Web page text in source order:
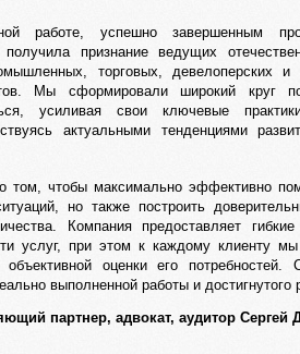
работе, успешно завершенным
получила признание ведущих
торговых, девелоперских
Мы сформировали широкий круг
усиливая свои ключевые
актуальными тенденциями
том, чтобы максимально эффективно
но также построить
Компания предоставляет
услуг, при этом к каждому клиенту
оценки его потребностей.
выполненной работы и достигнутого
партнер, адвокат, аудитор Сергей